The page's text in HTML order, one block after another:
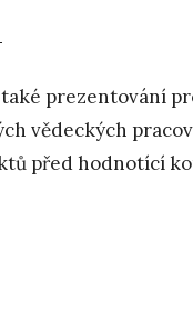
prezentování
vědeckých
před hodnotící